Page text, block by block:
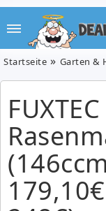
Startseite Garten &